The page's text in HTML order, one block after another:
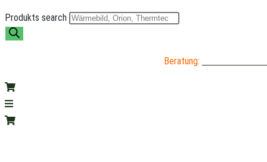
Produkts search
Beratung: